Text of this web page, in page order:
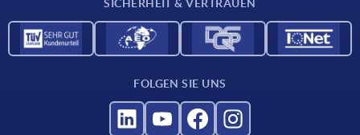
Für Lieferanten
SICHERHEIT & VERTRAUEN
FOLGEN SIE UNS